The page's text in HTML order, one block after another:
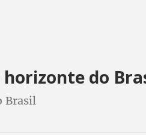
do
Brasil